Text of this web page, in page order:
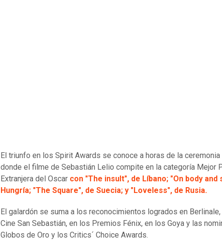
El triunfo en los Spirit Awards se conoce a horas de la ceremonia
donde el filme de Sebastián Lelio compite en la categoría Mejor
Extranjera del Oscar con "The insult", de Líbano; "On body and
Hungría; "The Square", de Suecia; y "Loveless", de Rusia.
El galardón se suma a los reconocimientos logrados en
Cine San Sebastián, en los Premios Fénix, en los Goya y las
Globos de Oro y los Critics´ Choice Awards.